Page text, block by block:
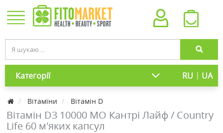
Категорії RU | UA
Вітаміни Вітамін D
Вітамін D3 10000 МО Кантрі Лайф / Country
Life 60 м'яких капсул